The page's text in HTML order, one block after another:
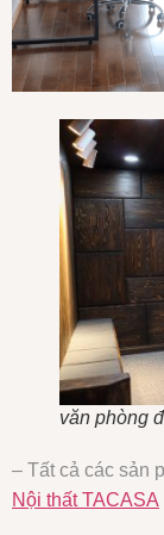
văn phòng
– Tất cả các sản
Nội thất TACASA